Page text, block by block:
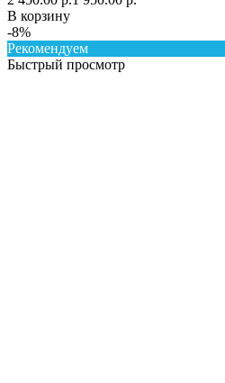
В корзину
-8%
Рекомендуем
Быстрый просмотр